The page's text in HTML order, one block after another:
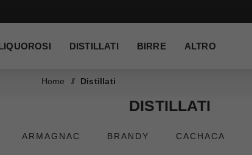
DISTILLATI BIRRE ALTRO
Home / Distillati
DISTILLATI
ARMAGNAC BRANDY CACHACA